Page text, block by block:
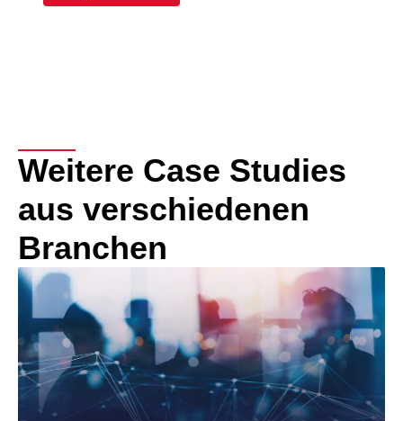
Weitere Case Studies
aus verschiedenen
Branchen